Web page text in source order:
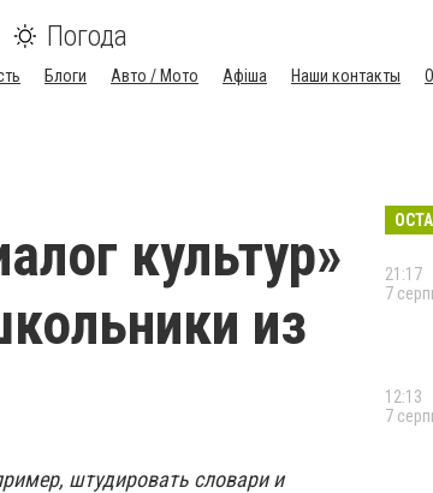
Погода
Блоги Авто / Мото Афіша Наши контакты
культур»
из
штудировать словари и
21:17
7
12:13
7